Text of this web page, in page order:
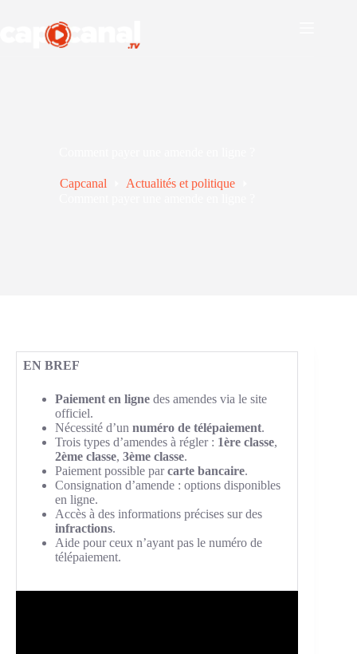
Capcanal
Actualités et politique
EN BREF
Paiement en ligne des amendes via le site
officiel.
Nécessité d’un numéro de télépaiement.
Trois types d’amendes à régler : 1ère classe,
2ème classe, 3ème classe.
Paiement possible parcarte bancaire.
Consignation d’amende : options disponibles
en ligne.
Accès à des informations précises sur des
infractions.
Aide pour ceux n’ayant pas le numéro de
télépaiement.